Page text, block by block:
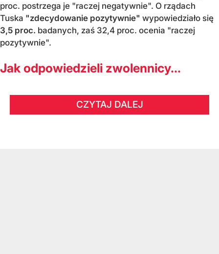
proc. postrzega je "raczej negatywnie". O rządach
Tuska "zdecydowanie pozytywnie" wypowiedziało się
3,5 proc. badanych, zaś 32,4 proc. ocenia "raczej
pozytywnie".
Jak odpowiedzieli zwolennicy...
CZYTAJ DALEJ